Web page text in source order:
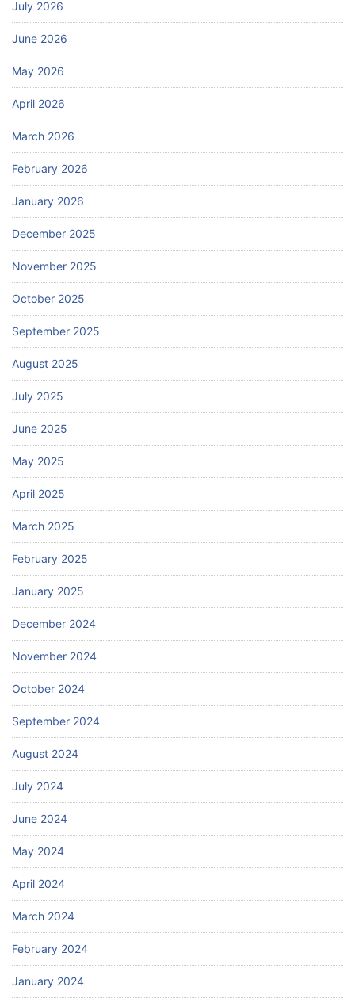
July 2026
June 2026
May 2026
April 2026
March 2026
February 2026
January 2026
December 2025
November 2025
October 2025
September 2025
August 2025
July 2025
June 2025
May 2025
April 2025
March 2025
February 2025
January 2025
December 2024
November 2024
October 2024
September 2024
August 2024
July 2024
June 2024
May 2024
April 2024
March 2024
February 2024
January 2024